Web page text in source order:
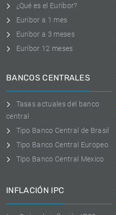
¿Qué es el Euribor?
Euribor a 1 mes
Euribor a 3 meses
Euríbor 12 meses
BANCOS CENTRALES
Tasas actuales del banco
central
Tipo Banco Central de Brasil
Tipo Banco Central Europeo
Tipo Banco Central Mexico
INFLACIÓN IPC